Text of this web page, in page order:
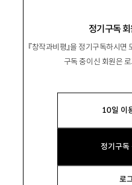
정기구독
『창작과비평』을 정기구독하시
구독 중이신 회원은
10일 이
정기구
로
문학평론가, 지행네
로 『비평의